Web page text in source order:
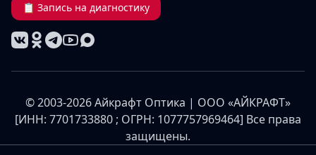
📋 Запись на диагностику
© 2003-2026 Айкрафт Оптика | ООО «АЙКРАФТ»
[ИНН: 7701733880 ; ОГРН: 1077757969464] Все права
защищены.